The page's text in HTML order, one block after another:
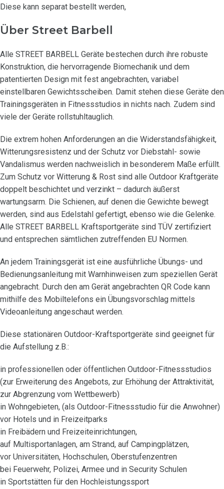
Diese kann separat bestellt werden,
Über Street Barbell
Alle STREET BARBELL Geräte bestechen durch ihre robuste
Konstruktion, die hervorragende Biomechanik und dem
patentierten Design mit fest angebrachten, variabel
einstellbaren Gewichtsscheiben. Damit stehen diese Geräte den
Trainingsgeräten in Fitnessstudios in nichts nach. Zudem sind
viele der Geräte rollstuhltauglich.
Die extrem hohen Anforderungen an die Widerstandsfähigkeit,
Witterungsresistenz und der Schutz vor Diebstahl- sowie
Vandalismus werden nachweislich in besonderem Maße erfüllt.
Zum Schutz vor Witterung & Rost sind alle Outdoor Kraftgeräte
doppelt beschichtet und verzinkt – dadurch äußerst
wartungsarm. Die Schienen, auf denen die Gewichte bewegt
werden, sind aus Edelstahl gefertigt, ebenso wie die Gelenke.
Alle STREET BARBELL Kraftsportgeräte sind TÜV zertifiziert
und entsprechen sämtlichen zutreffenden EU Normen.
An jedem Trainingsgerät ist eine ausführliche Übungs- und
Bedienungsanleitung mit Warnhinweisen zum speziellen Gerät
angebracht. Durch den am Gerät angebrachten QR Code kann
mithilfe des Mobiltelefons ein Übungsvorschlag mittels
Videoanleitung angeschaut werden.
Diese stationären Outdoor-Kraftsportgeräte sind geeignet für
die Aufstellung z.B.:
in professionellen oder öffentlichen Outdoor-Fitnessstudios
(zur Erweiterung des Angebots, zur Erhöhung der Attraktivität,
zur Abgrenzung vom Wettbewerb)
in Wohngebieten, (als Outdoor-Fitnessstudio für die Anwohner)
vor Hotels und in Freizeitparks
in Freibädern und Freizeiteinrichtungen,
auf Multisportanlagen, am Strand, auf Campingplätzen,
vor Universitäten, Hochschulen, Oberstufenzentren
bei Feuerwehr, Polizei, Armee und in Security Schulen
in Sportstätten für den Hochleistungssport